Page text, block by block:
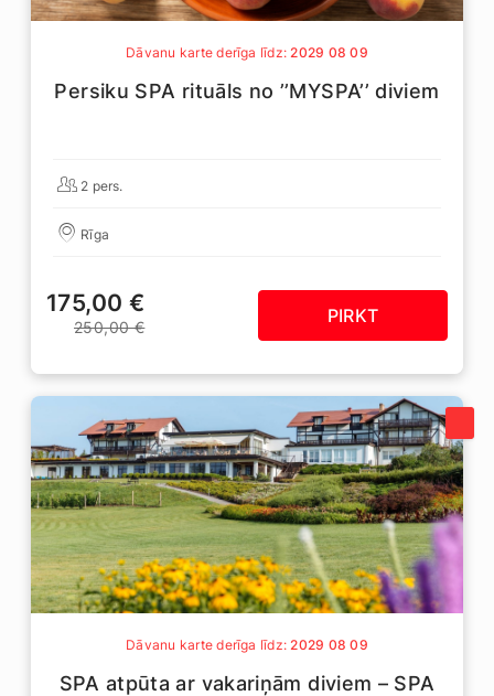
Dāvanu karte derīga līdz: 2029 08 09
Persiku SPA rituāls no ’’MYSPA’’ diviem
2 pers.
Rīga
175,00 €
250,00 €
PIRKT
Dāvanu karte derīga līdz: 2029 08 09
SPA atpūta ar vakariņām diviem – SPA